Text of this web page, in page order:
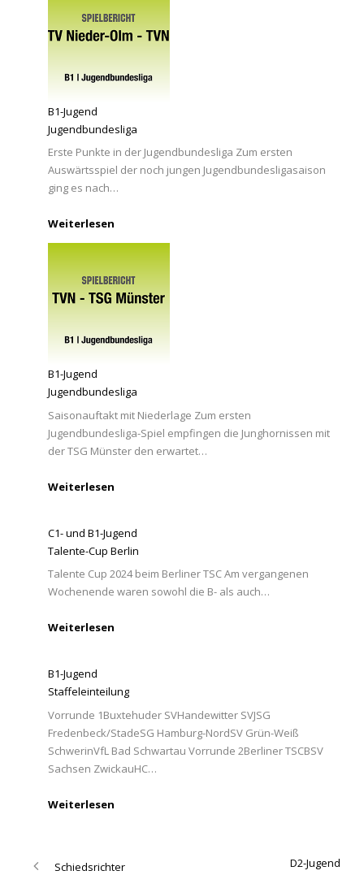
B1-Jugend
Jugendbundesliga
Erste Punkte in der Jugendbundesliga Zum ersten
Auswärtsspiel der noch jungen Jugendbundesligasaison
ging es nach…
Weiterlesen
B1-Jugend
Jugendbundesliga
Saisonauftakt mit Niederlage Zum ersten
Jugendbundesliga-Spiel empfingen die Junghornissen mit
der TSG Münster den erwartet…
Weiterlesen
C1- und B1-Jugend
Talente-Cup Berlin
Talente Cup 2024 beim Berliner TSC Am vergangenen
Wochenende waren sowohl die B- als auch…
Weiterlesen
B1-Jugend
Staffeleinteilung
Vorrunde 1Buxtehuder SVHandewitter SVJSG
Fredenbeck/StadeSG Hamburg-NordSV Grün-Weiß
SchwerinVfL Bad Schwartau Vorrunde 2Berliner TSCBSV
Sachsen ZwickauHC…
Weiterlesen
Schiedsrichter
D2-Jugend